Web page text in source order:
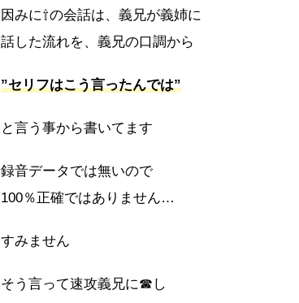
因みに⇧の会話は、義兄が義姉に
話した流れを、義兄の口調から
”セリフはこう言ったんでは”
と言う事から書いてます
録音データでは無いので
100％正確ではありません…
すみません
そう言って速攻義兄に☎し